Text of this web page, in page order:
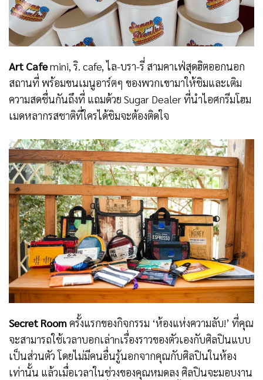
Art Cafemini, ริ. cafe, ไล-บรา-รี่ สามคาเฟ่สุดฮิตออกนอก
สถานที่ พร้อมขนเมนูอาร์ตๆ ของพวกเขามาให้ชิมและเติม
ความสดชื่นกันถึงที่ แถมด้วย Sugar Dealer ที่นำไอศกรีมโฮม
เมดหลากรสชาติที่ใครได้ชิมจะต้องติดใจ
Secret Roomครั้งแรกของกิจกรรม ‘ห้องแห่งความลับ!’ ที่คุณ
จะสามารถใช้เวลาบอกเล่าnเรื่องราวของตัวเองกับศิลปินแบบ
เป็นส่วนตัว โดยไม่มีคนอื่นรู้นอกจากคุณกับศิลปินในห้อง
เท่านั้น แล้วเมื่อเวลาในช่วงของคุณหมดลง ศิลปินจะมอบงาน